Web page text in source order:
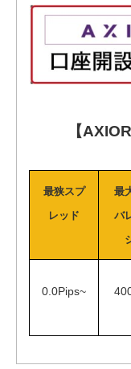
【
最狭スプ
レッド
最
バ
0.0Pips~